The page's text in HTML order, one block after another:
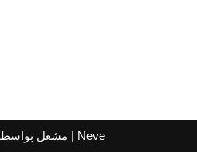
Neve | مشغل
اشترك لتصلك عروض مراكز